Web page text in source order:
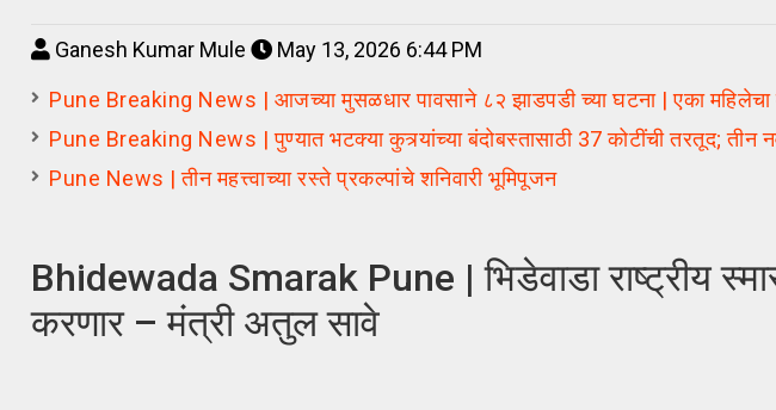
Ganesh Kumar Mule
May 13, 2026 6:44 PM
Pune Breaking News | आजच्या मुसळधार पावसाने ८२ झाडपडी च्या घटना | एका महिलेचा
Pune Breaking News | पुण्यात भटक्या कुत्र्यांच्या बंदोबस्तासाठी 37 कोटींची तरतूद; तीन
Pune News | तीन महत्त्वाच्या रस्ते प्रकल्पांचे शनिवारी भूमिपूजन
Bhidewada Smarak Pune | भिडेवाडा राष्ट्रीय
करणार – मंत्री अतुल सावे